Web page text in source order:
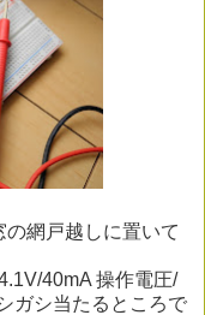
網戸越しに置いて
40mA 操作電圧/
ガシ当たるところで